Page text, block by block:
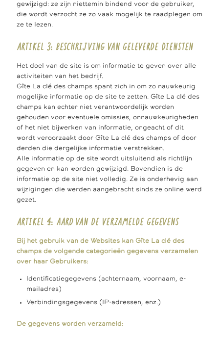
gewijzigd: ze zijn niettemin bindend voor de gebruiker,
die wordt verzocht ze zo vaak mogelijk te raadplegen om
ze te lezen.
ARTIKEL 3: BESCHRIJVING VAN GELEVERDE DIENSTEN
Het doel van de site is om informatie te geven over alle
activiteiten van het bedrijf.
Gîte La clé des champs spant zich in om zo nauwkeurig
mogelijke informatie op de site te zetten. Gîte La clé des
champs kan echter niet verantwoordelijk worden
gehouden voor eventuele omissies, onnauwkeurigheden
of het niet bijwerken van informatie, ongeacht of dit
wordt veroorzaakt door Gîte La clé des champs of door
derden die dergelijke informatie verstrekken.
Alle informatie op de site wordt uitsluitend als richtlijn
gegeven en kan worden gewijzigd. Bovendien is de
informatie op de site niet volledig. Ze is onderhevig aan
wijzigingen die werden aangebracht sinds ze online werd
gezet.
ARTIKEL 4: AARD VAN DE VERZAMELDE GEGEVENS
Bij het gebruik van de Websites kan Gîte La clé des
champs de volgende categorieën gegevens verzamelen
over haar Gebruikers:
Identificatiegegevens (achternaam, voornaam, e-
mailadres)
Verbindingsgegevens (IP-adressen, enz.)
De gegevens worden verzameld: